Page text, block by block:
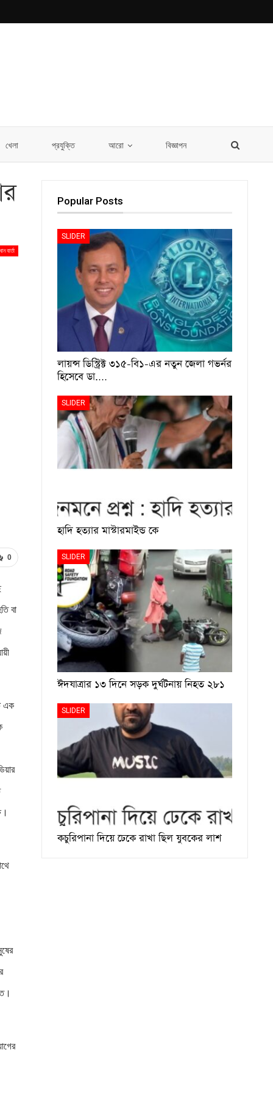
খেলা প্রযুক্তি আরো বিজ্ঞাপন
বার্তা
0
বা
এক
Popular Posts
SLIDER
লায়ন্স ডিস্ট্রিক্ট ৩১৫-বি১-এর নতুন জেলা গভর্নর
হিসেবে ডা.…
SLIDER
হাদি হত্যার মাস্টারমাইন্ড কে
SLIDER
ঈদযাত্রার ১৩ দিনে সড়ক দুর্ঘটনায় নিহত ২৮১
SLIDER
কচুরিপানা দিয়ে ঢেকে রাখা ছিল যুবকের লাশ